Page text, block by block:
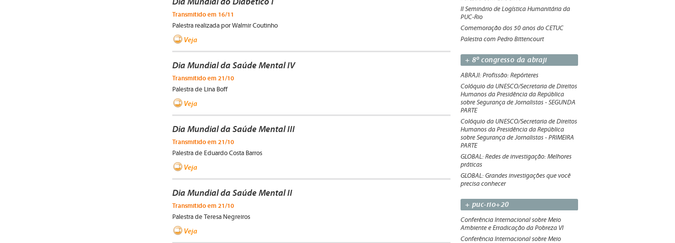
Transmitido em 16/11
Palestra realizada por Walmir Coutinho
Veja
Dia Mundial da Saúde Mental IV
Transmitido em 21/10
Palestra de Lina Boff
Veja
Dia Mundial da Saúde Mental III
Transmitido em 21/10
Palestra de Eduardo Costa Barros
Veja
Dia Mundial da Saúde Mental II
Transmitido em 21/10
Palestra de Teresa Negreiros
Veja
II Seminário de Logística Humanitária da
PUC-Rio
Comemoração dos 50 anos do CETUC
Palestra com Pedro Bittencourt
+ 8º congresso da abraji
ABRAJI: Profissão: Repórteres
Colóquio da UNESCO/Secretaria de Direitos
Humanos da Presidência da República
sobre Segurança de Jornalistas - SEGUNDA
PARTE
Colóquio da UNESCO/Secretaria de Direitos
Humanos da Presidência da República
sobre Segurança de Jornalistas - PRIMEIRA
PARTE
GLOBAL: Redes de investigação: Melhores
práticas
GLOBAL: Grandes investigações que você
precisa conhecer
+ puc-rio+20
Conferência Internacional sobre Meio
Ambiente e Erradicação da Pobreza VI
Conferência Internacional sobre Meio